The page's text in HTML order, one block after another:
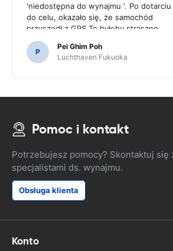
'niedostępna do wynajmu '. Po dotarciu
do celu, okazało się, że samochód
przyszedł z GPS.To byłoby straszne,
gdybyśmy zdecydowali się na zakup
GPS, ponieważ trzeba było poruszać po
japońskich drogach.
P
Pei Ghim Poh
Luchthaven Fukuoka
Pomoc i kontakt
Potrzebujesz pomocy? Skontaktuj się
specjalistami ds. wynajmu.
Obsługa klienta
Konto